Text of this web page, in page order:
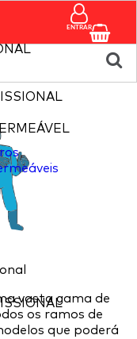
ENTRAR
vasta gama de
os ramos de
que poderá